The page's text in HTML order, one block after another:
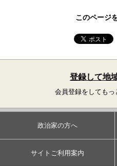
このページ
登録して地
会員登録をしてもっ
政治家の方へ
サイトご利用案内